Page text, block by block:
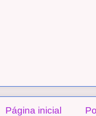
Página inicial